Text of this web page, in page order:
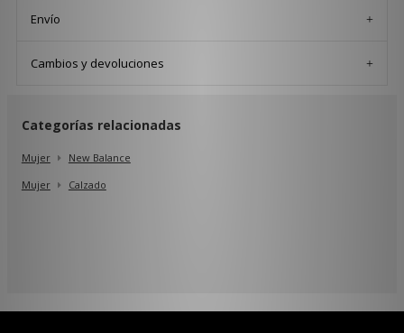
Envío
Cambios y devoluciones
Categorías relacionadas
Mujer
New Balance
Mujer
Calzado